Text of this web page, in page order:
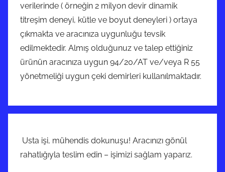
verilerinde ( örneğin 2 milyon devir dinamik
titreşim deneyi, kütle ve boyut deneyleri ) ortaya
çıkmakta ve aracınıza uygunluğu tevsik
edilmektedir. Almış olduğunuz ve talep ettiğiniz
ürünün aracınıza uygun 94/20/AT ve/veya R 55
yönetmeliği uygun çeki demirleri kullanılmaktadır.
Usta işi, mühendis dokunuşu! Aracınızı gönül
rahatlığıyla teslim edin – işimizi sağlam yaparız.